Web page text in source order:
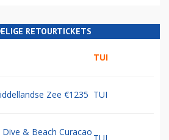
RETOURTICKETS
TUI
Zee €1235 TUI
& Beach Curacao